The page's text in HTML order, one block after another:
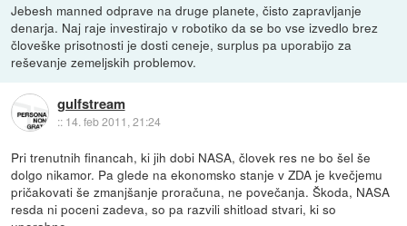
Jebesh manned odprave na druge planete, čisto zapravljanje
denarja. Naj raje investirajo v robotiko da se bo vse izvedlo brez
človeške prisotnosti je dosti ceneje, surplus pa uporabijo za
reševanje zemeljskih problemov.
gulfstream
:: 14. feb 2011, 21:24
Pri trenutnih financah, ki jih dobi NASA, človek res ne bo šel še
dolgo nikamor. Pa glede na ekonomsko stanje v ZDA je kvečjemu
pričakovati še zmanjšanje proračuna, ne povečanja. Škoda, NASA
resda ni poceni zadeva, so pa razvili shitload stvari, ki so